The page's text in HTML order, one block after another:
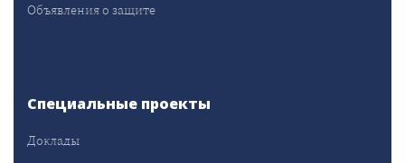
Объявления о защите
Специальные проекты
Доклады